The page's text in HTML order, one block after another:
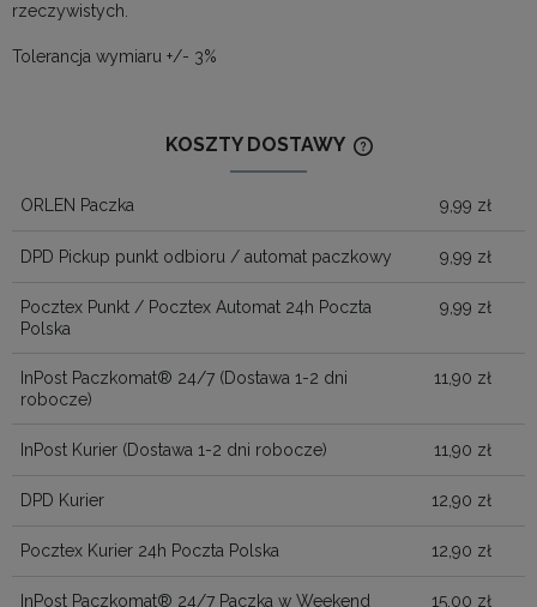
rzeczywistych.
Tolerancja wymiaru +/- 3%
KOSZTY DOSTAWY
ORLEN Paczka 9,99 zł
DPD Pickup punkt odbioru / automat paczkowy 9,99 zł
Pocztex Punkt / Pocztex Automat 24h Poczta
Polska
9,99 zł
InPost Paczkomat® 24/7 (Dostawa 1-2 dni
robocze)
11,90 zł
InPost Kurier (Dostawa 1-2 dni robocze) 11,90 zł
DPD Kurier 12,90 zł
Pocztex Kurier 24h Poczta Polska 12,90 zł
InPost Paczkomat® 24/7 Paczka w Weekend 15,00 zł